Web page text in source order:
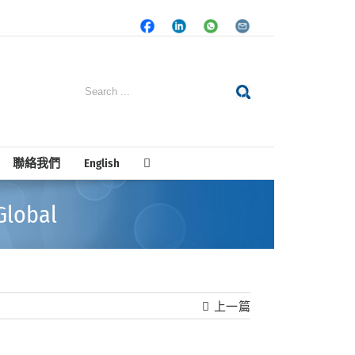
FacebookLinkedInWhatsapp
Email
Search
聯絡我們 English
上一篇